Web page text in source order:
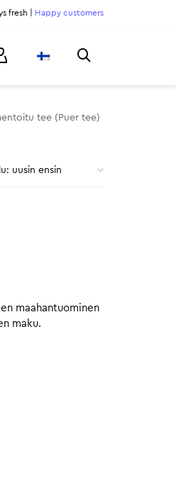
fresh | Happy customers
tee (Puer tee)
maahantuominen
maku.